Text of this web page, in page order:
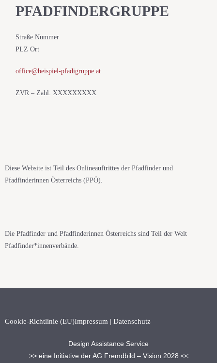
PFADFINDERGRUPPE
Straße Nummer
PLZ Ort
office@beispiel-pfadigruppe.at
ZVR – Zahl: XXXXXXXXX
Diese Website ist Teil des Onlineauftrittes der Pfadfinder und
Pfadfinderinnen Österreichs (PPÖ).
Die Pfadfinder und Pfadfinderinnen Österreichs sind Teil der Welt
Pfadfinder*innenverbände.
Cookie-Richtlinie (EU)Impressum | Datenschutz
Design Assistance Service
>> eine Initiative der AG Fremdbild – Vision 2028 <<